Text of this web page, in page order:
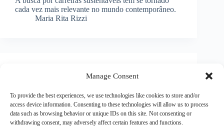
Manage Consent
To provide the best experiences, we use technologies like cookies to store and/or
access device information. Consenting to these technologies will allow us to process
data such as browsing behavior or unique IDs on this site. Not consenting or
withdrawing consent, may adversely affect certain features and functions.
cada vez mais relevante no mundo contemporâneo.
Maria Rita Rizzi
aproveitar as oportunidades nas carreiras digitais?
Maria Rita Rizzi